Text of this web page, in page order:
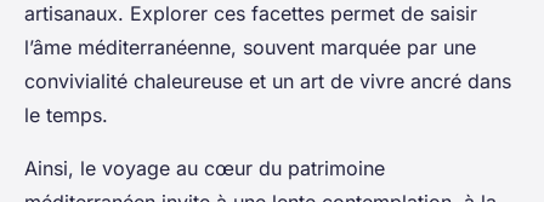
artisanaux. Explorer ces facettes permet de saisir
l’âme méditerranéenne, souvent marquée par une
convivialité chaleureuse et un art de vivre ancré dans
le temps.
Ainsi, le voyage au cœur du patrimoine